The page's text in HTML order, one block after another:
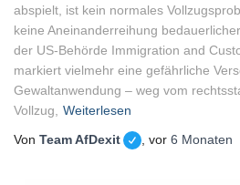
abspielt, ist kein normales
keine Aneinanderreihung
der US-Behörde Immigration and
markiert vielmehr eine gefährliche
Gewaltanwendung – weg vom
Vollzug, Weiterlesen
Von Team AfDexit , vor 6 Monaten